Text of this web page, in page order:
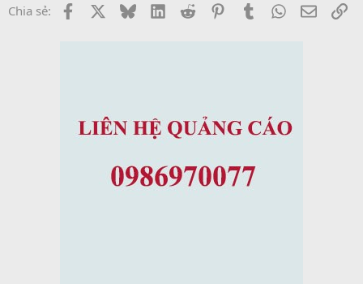
Chia sẻ: Facebook BlueskyLinkedInReddit PinterestTumblrWhatsApp
Email